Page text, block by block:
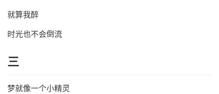
就算我醉
时光也不会倒流
三
梦就像一个小精灵